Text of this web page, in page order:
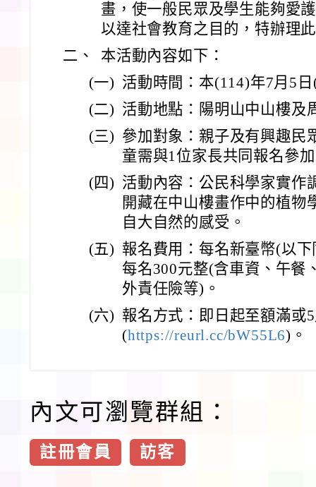
畫，使一般民眾及學生能夠愛
以達社會教育之目的，特辦理
二、
本活動內容如下：
(一) 活動時間：本(114)年7月5
(二) 活動地點：陽明山中山樓及
(三) 參加對象：親子及有興趣民
童需與1位家長共同報名參
(四) 活動內容：公民科學家實作
開藏在中山樓畫作中的植物
自大自然的感受。
(五) 報名費用：每名新臺幣(以
每名300元整(含車資、午餐
外責任險等)。
(六) 報名方式：即日起至額滿或
(https://reurl.cc/bW55L6)。
內文可瀏覽群組：
註冊會員 訪客